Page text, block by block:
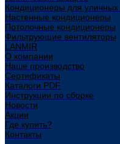
Кондиционеры для
Настенные кондиционеры
Потолочные кондиционеры
Фильтрующие вентиляторы
LANMIR
О компании
Наше производство
Сертификаты
Каталоги PDF
Инструкции по сборке
Новости
Акции
Где купить?
Контакты